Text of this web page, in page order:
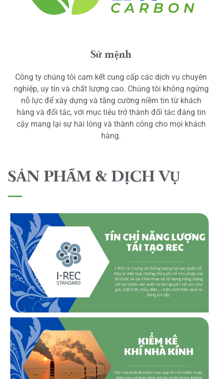
Sứ mệnh
Công ty chúng tôi cam kết cung cấp các dịch vụ chuyên
nghiệp, uy tín và chất lượng cao. Chúng tôi không ngừng
nỗ lực để xây dựng và tăng cường niềm tin từ khách
hàng và đối tác, với mục tiêu trở thành đối tác đáng tin
cậy mang lại sự hài lòng và thành công cho mọi khách
hàng.
SẢN PHẨM & DỊCH VỤ